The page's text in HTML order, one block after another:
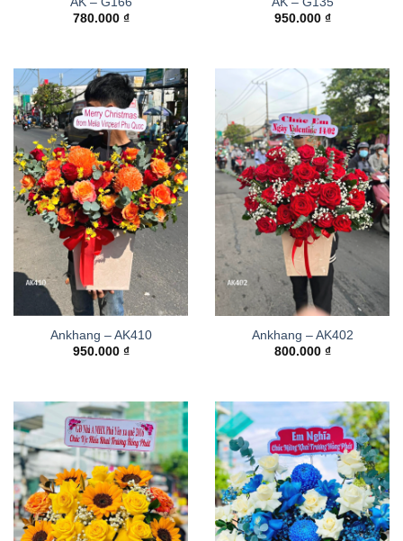
780.000 ₫
950.000 ₫
Ankhang – AK410
950.000 ₫
Ankhang – AK402
800.000 ₫